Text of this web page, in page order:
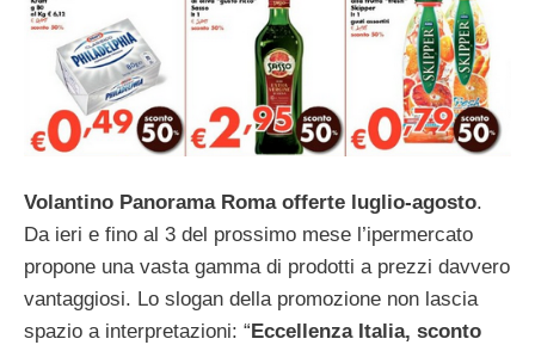
Volantino Panorama Roma offerte luglio-agosto.
Da ieri e fino al 3 del prossimo mese l’ipermercato
propone una vasta gamma di prodotti a prezzi davvero
vantaggiosi. Lo slogan della promozione non lascia
spazio a interpretazioni: “ Eccellenza Italia, sconto